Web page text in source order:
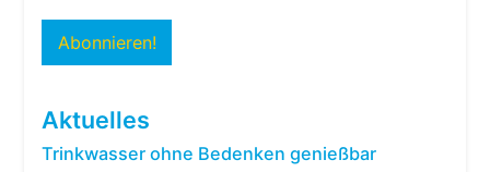
Aktuelles
Trinkwasser ohne Bedenken genießbar